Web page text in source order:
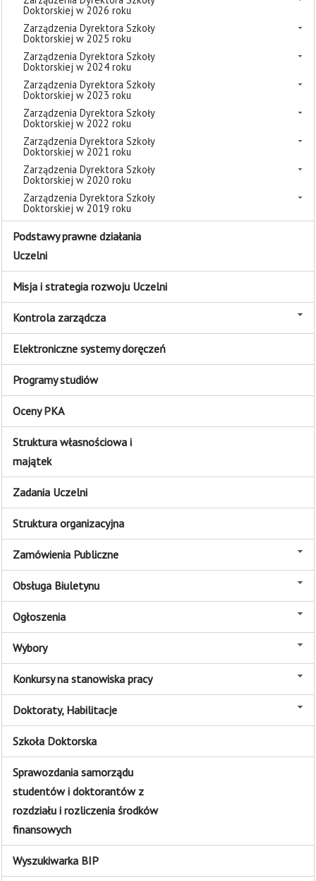
Doktorskiej w 2026 roku
Zarządzenia Dyrektora Szkoły
Doktorskiej w 2025 roku
Zarządzenia Dyrektora Szkoły
Doktorskiej w 2024 roku
Zarządzenia Dyrektora Szkoły
Doktorskiej w 2023 roku
Zarządzenia Dyrektora Szkoły
Doktorskiej w 2022 roku
Zarządzenia Dyrektora Szkoły
Doktorskiej w 2021 roku
Zarządzenia Dyrektora Szkoły
Doktorskiej w 2020 roku
Zarządzenia Dyrektora Szkoły
Doktorskiej w 2019 roku
Podstawy prawne działania
Uczelni
Misja i strategia rozwoju Uczelni
Kontrola zarządcza
Elektroniczne systemy doręczeń
Programy studiów
Oceny PKA
Struktura własnościowa i
majątek
Zadania Uczelni
Struktura organizacyjna
Zamówienia Publiczne
Obsługa Biuletynu
Ogłoszenia
Wybory
Konkursy na stanowiska pracy
Doktoraty, Habilitacje
Szkoła Doktorska
Sprawozdania samorządu
studentów i doktorantów z
rozdziału i rozliczenia środków
finansowych
Wyszukiwarka BIP